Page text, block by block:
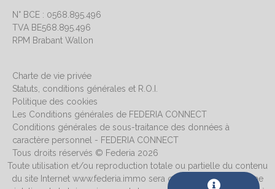
N° BCE : 0568.895.496
TVA BE568.895.496
RPM Brabant Wallon
Charte de vie privée
Statuts, conditions générales et R.O.I.
Politique des cookies
Les Conditions générales de FEDERIA CONNECT
Conditions générales de sous-traitance des données à
caractère personnel - FEDERIA CONNECT
Tous droits réservés © Federia 2026
Toute utilisation et/ou reproduction totale ou partielle du contenu
du site Internet www.federia.immo sera considérée comme une